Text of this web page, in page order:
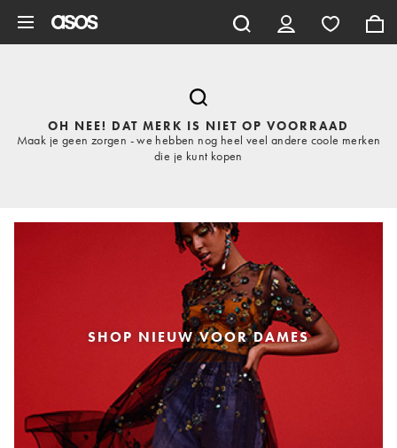
OH NEE! DAT MERK IS NIET OP VOORRAAD
Maak je geen zorgen - we hebben nog heel veel andere coole merken
die je kunt kopen
SHOP NIEUW VOOR DAMES